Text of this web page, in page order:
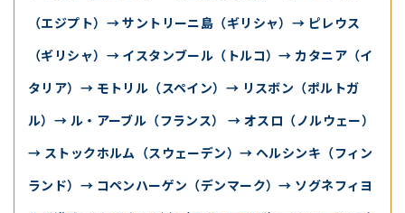
（エジプト）→ サントリーニ島（ギリシャ）→ ピレウス
（ギリシャ）→ イスタンブール（トルコ）→ カタニア（イ
タリア）→ モトリル（スペイン）→ リスボン（ポルトガ
ル）→ ル・アーブル（フランス） → オスロ（ノルウェー）
→ ストックホルム（スウェーデン）→ ヘルシンキ（フィン
ランド）→ コペンハーゲン（デンマーク）→ ソグネフィヨ